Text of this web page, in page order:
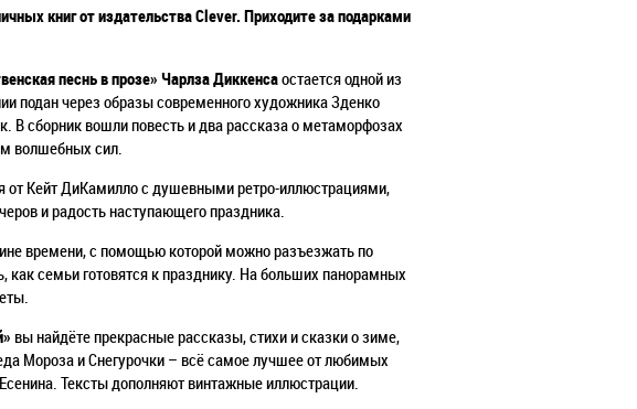
книг от издательства Clever. Приходитеза подарками
песнь в прозе» Чарлза Диккенсаостается одной из
подан через образы современного художника Зденко
сборник вошли повесть и два рассказа о метаморфозах
волшебных сил.
от Кейт ДиКамилло с душевными ретро-иллюстрациями,
и радость наступающего праздника.
времени, с помощью которой можно разъезжать по
как семьи готовятся к празднику. На больших панорамных
вы найдёте прекрасные рассказы, стихи и сказки о зиме,
Мороза и Снегурочки – всё самое лучшее от любимых
Тексты дополняют винтажные иллюстрации.